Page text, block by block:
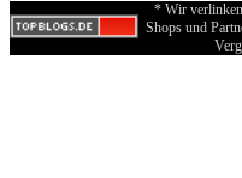
* Wir
Shops und